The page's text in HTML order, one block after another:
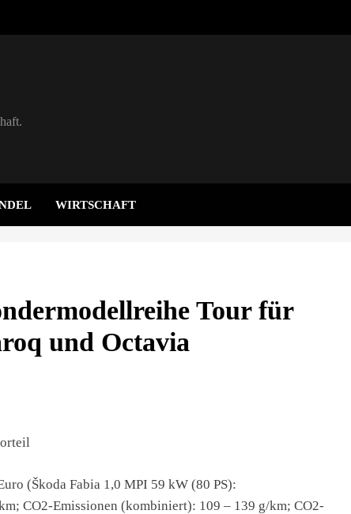
WIRTSCHAFT
Tour für
und Octavia
(Škoda Fabia 1,0 MPI 59 kW (80 PS):
CO2-Emissionen (kombiniert): 109 – 139 g/km; CO2-